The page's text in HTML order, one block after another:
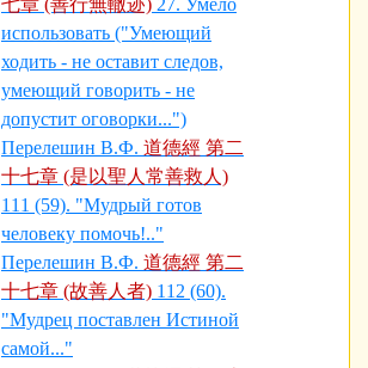
использовать ("Умеющий
ходить - не оставит следов,
умеющий говорить - не
допустит оговорки...")
Перелешин В.Ф. 道德經 第二
十七章 (是以聖人常善救人)
111 (59). "Мудрый готов
человеку помочь!.."
Перелешин В.Ф. 道德經 第二
十七章 (故善人者) 112 (60).
"Мудрец поставлен Истиной
самой..."